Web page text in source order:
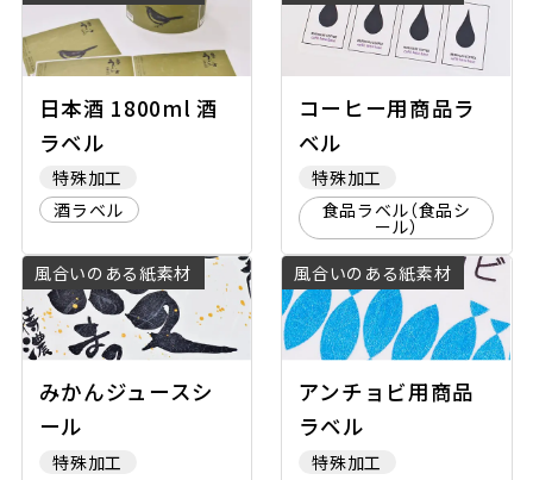
日本酒 1800ml 酒
ラベル
特殊加工
酒ラベル
コーヒー用商品ラ
ベル
特殊加工
食品ラベル（食品シ
ール）
風合いのある紙素材
みかんジュースシ
ール
特殊加工
風合いのある紙素材
アンチョビ用商品
ラベル
特殊加工